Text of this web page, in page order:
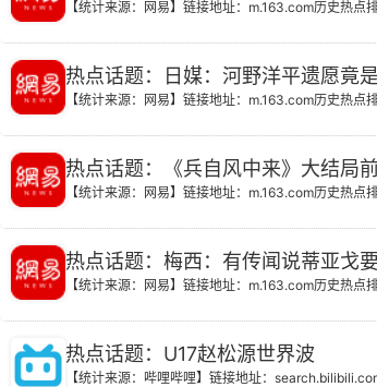
【统计来源：网易】链接地址：m.163.com历史热点
热点话题：日媒：河野洋平遗愿竟
【统计来源：网易】链接地址：m.163.com历史热点
热点话题：《兵自风中来》大结局
【统计来源：网易】链接地址：m.163.com历史热点
热点话题：梅西：有传闻说蒂亚戈
【统计来源：网易】链接地址：m.163.com历史热点
热点话题：U17赵松源世界波
【统计来源：哔哩哔哩】链接地址：